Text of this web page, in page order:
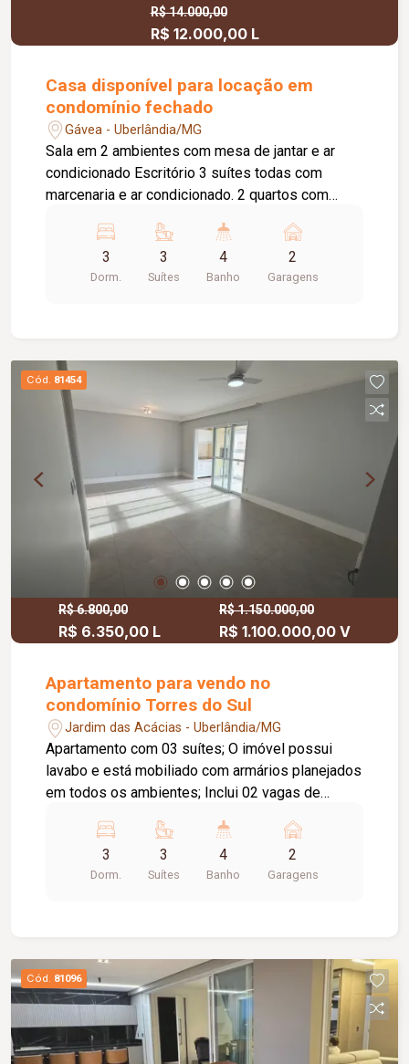
R$ 14.000,00
R$ 12.000,00 L
Casa disponível para locação em
condomínio fechado
Gávea - Uberlândia/MG
Sala em 2 ambientes com mesa de jantar e ar
condicionado Escritório 3 suítes todas com
marcenaria e ar condicionado. 2 quartos com
churrasqueira Mesa de 8 lugares Piscina com
armários Lavanderia Garagem para 2 carros
3
Dorm.
3
Suítes
4
Banho
2
Garagens
Cód. 81454
R$ 6.800,00
R$ 6.350,00 L
R$ 1.150.000,00
R$ 1.100.000,00 V
Apartamento para vendo no
condomínio Torres do Sul
Jardim das Acácias - Uberlândia/MG
Apartamento com 03 suítes; O imóvel possui
lavabo e está mobiliado com armários planejados
em todos os ambientes; Inclui 02 vagas de
facilidade. O condomínio oferece uma área de
lazer completa.
3
Dorm.
3
Suítes
4
Banho
2
Garagens
Cód. 81096